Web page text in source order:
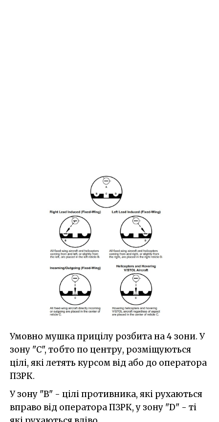
Умовно мушка прицілу розбита на 4 зони. У
зону "C", тобто по центру, розміщуються
цілі, які летять курсом від або до оператора
ПЗРК.
У зону "B" - цілі противника, які рухаються
вправо від оператора ПЗРК, у зону "D" - ті